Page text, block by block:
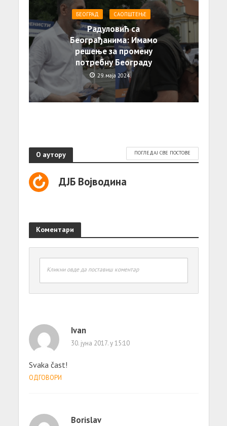
БЕОГРАД САОПШТЕЊE
Радуловић са
Београђанима: Имамо
решење за промену
потребну Београду
29. маја 2024.
О аутору ПОГЛЕДАЈ СВЕ ПОСТОВЕ
ДЈБ Војводина
Коментари
Кликни овде да поставиш коментар
Ivan
30. јуна 2017. у 15:10
Svaka čast!
ОДГОВОРИ
Borislav